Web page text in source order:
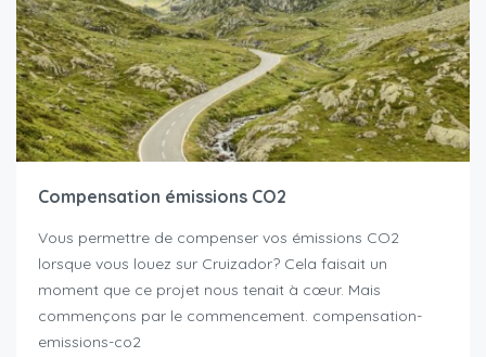
Compensation émissions CO2
Vous permettre de compenser vos émissions CO2
lorsque vous louez sur Cruizador? Cela faisait un
moment que ce projet nous tenait à cœur. Mais
commençons par le commencement. compensation-
emissions-co2